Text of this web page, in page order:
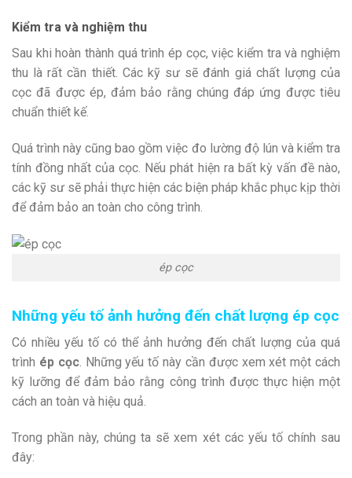
Kiểm tra và nghiệm thu
Sau khi hoàn thành quá trình ép cọc, việc kiểm tra và nghiệm
thu là rất cần thiết. Các kỹ sư sẽ đánh giá chất lượng của
cọc đã được ép, đảm bảo rằng chúng đáp ứng được tiêu
chuẩn thiết kế.
Quá trình này cũng bao gồm việc đo lường độ lún và kiểm tra
tính đồng nhất của cọc. Nếu phát hiện ra bất kỳ vấn đề nào,
các kỹ sư sẽ phải thực hiện các biện pháp khắc phục kịp thời
để đảm bảo an toàn cho công trình.
ép cọc
Những yếu tố ảnh hưởng đến chất lượng ép cọc
Có nhiều yếu tố có thể ảnh hưởng đến chất lượng của quá
trình ép cọc. Những yếu tố này cần được xem xét một cách
kỹ lưỡng để đảm bảo rằng công trình được thực hiện một
cách an toàn và hiệu quả.
Trong phần này, chúng ta sẽ xem xét các yếu tố chính sau
đây: